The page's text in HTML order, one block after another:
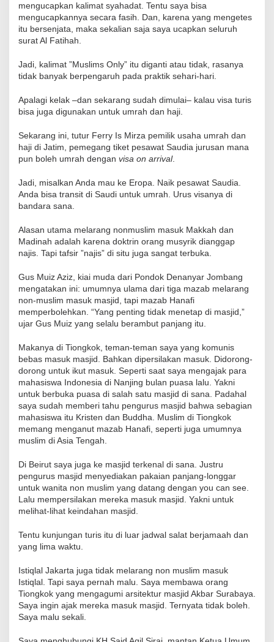
mengucapkan kalimat syahadat. Tentu saya bisa
mengucapkannya secara fasih. Dan, karena yang mengetes
itu bersenjata, maka sekalian saja saya ucapkan seluruh
surat Al Fatihah.
Jadi, kalimat ”Muslims Only” itu diganti atau tidak, rasanya
tidak banyak berpengaruh pada praktik sehari-hari.
Apalagi kelak –dan sekarang sudah dimulai– kalau visa turis
bisa juga digunakan untuk umrah dan haji.
Sekarang ini, tutur Ferry Is Mirza pemilik usaha umrah dan
haji di Jatim, pemegang tiket pesawat Saudia jurusan mana
pun boleh umrah dengan visa on arrival.
Jadi, misalkan Anda mau ke Eropa. Naik pesawat Saudia.
Anda bisa transit di Saudi untuk umrah. Urus visanya di
bandara sana.
Alasan utama melarang nonmuslim masuk Makkah dan
Madinah adalah karena doktrin orang musyrik dianggap
najis. Tapi tafsir ”najis” di situ juga sangat terbuka.
Gus Muiz Aziz, kiai muda dari Pondok Denanyar Jombang
mengatakan ini: umumnya ulama dari tiga mazab melarang
non-muslim masuk masjid, tapi mazab Hanafi
memperbolehkan. “Yang penting tidak menetap di masjid,”
ujar Gus Muiz yang selalu berambut panjang itu.
Makanya di Tiongkok, teman-teman saya yang komunis
bebas masuk masjid. Bahkan dipersilakan masuk. Didorong-
dorong untuk ikut masuk. Seperti saat saya mengajak para
mahasiswa Indonesia di Nanjing bulan puasa lalu. Yakni
untuk berbuka puasa di salah satu masjid di sana. Padahal
saya sudah memberi tahu pengurus masjid bahwa sebagian
mahasiswa itu Kristen dan Buddha. Muslim di Tiongkok
memang menganut mazab Hanafi, seperti juga umumnya
muslim di Asia Tengah.
Di Beirut saya juga ke masjid terkenal di sana. Justru
pengurus masjid menyediakan pakaian panjang-longgar
untuk wanita non muslim yang datang dengan you can see.
Lalu mempersilakan mereka masuk masjid. Yakni untuk
melihat-lihat keindahan masjid.
Tentu kunjungan turis itu di luar jadwal salat berjamaah dan
yang lima waktu.
Istiqlal Jakarta juga tidak melarang non muslim masuk
Istiqlal. Tapi saya pernah malu. Saya membawa orang
Tiongkok yang mengagumi arsitektur masjid Akbar Surabaya.
Saya ingin ajak mereka masuk masjid. Ternyata tidak boleh.
Saya malu sekali.